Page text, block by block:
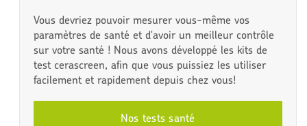
Vous devriez pouvoir mesurer vous-même vos
paramètres de santé et d'avoir un meilleur contrôle
sur votre santé ! Nous avons développé les kits de
test cerascreen, afin que vous puissiez les utiliser
facilement et rapidement depuis chez vous!
Nos tests santé